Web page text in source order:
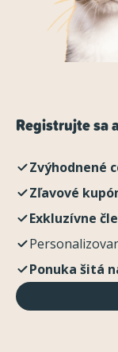
Registrujte sa
Zvýhodnené
Zľavové
Exkluzívne
Ponuka šitá